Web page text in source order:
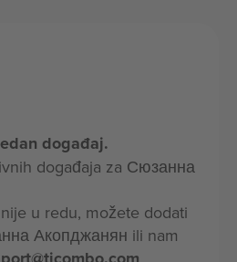
događaj.
događaja za Сюзанна
u redu, možete dodati
Акопджанян ili nam